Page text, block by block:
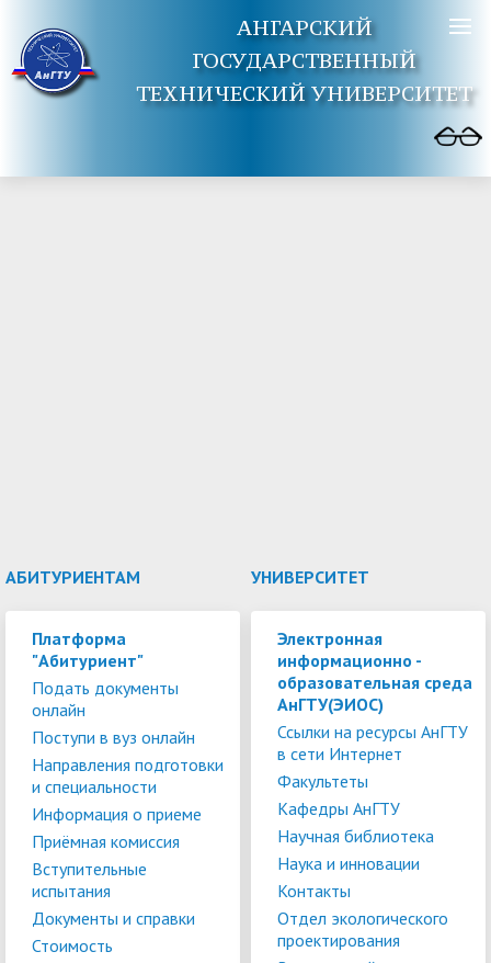
АНГАРСКИЙ
ГОСУДАРСТВЕННЫЙ
ТЕХНИЧЕСКИЙ УНИВЕРСИТЕТ
АБИТУРИЕНТАМ
Платформа
"Абитуриент"
Подать документы
онлайн
Поступи в вуз онлайн
Направления подготовки
и специальности
Информация о приеме
Приёмная комиссия
Вступительные
испытания
Документы и справки
Стоимость
УНИВЕРСИТЕТ
Электронная
информационно -
образовательная среда
АнГТУ(ЭИОС)
Ссылки на ресурсы АнГТУ
в сети Интернет
Факультеты
Кафедры АнГТУ
Научная библиотека
Наука и инновации
Контакты
Отдел экологического
проектирования